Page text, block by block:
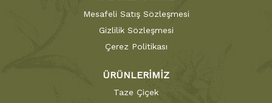
Mesafeli Satış Sözleşmesi
Gizlilik Sözleşmesi
Çerez Politikası
ÜRÜNLERİMİZ
Taze Çiçek